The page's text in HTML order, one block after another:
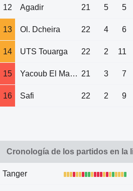
12 Agadir 21 5 5
13 Ol. Dcheira 22 4 6
14 UTS Touarga 22 2 11
15 Yacoub El Mansour 21 3 7
16 Safi 22 2 9
Cronología de los partidos en la
Tanger